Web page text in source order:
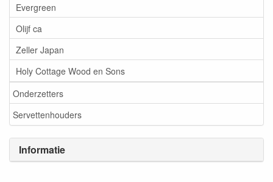
Evergreen
Olijf ca
Zeller Japan
Holy Cottage Wood en Sons
Onderzetters
Servettenhouders
Informatie